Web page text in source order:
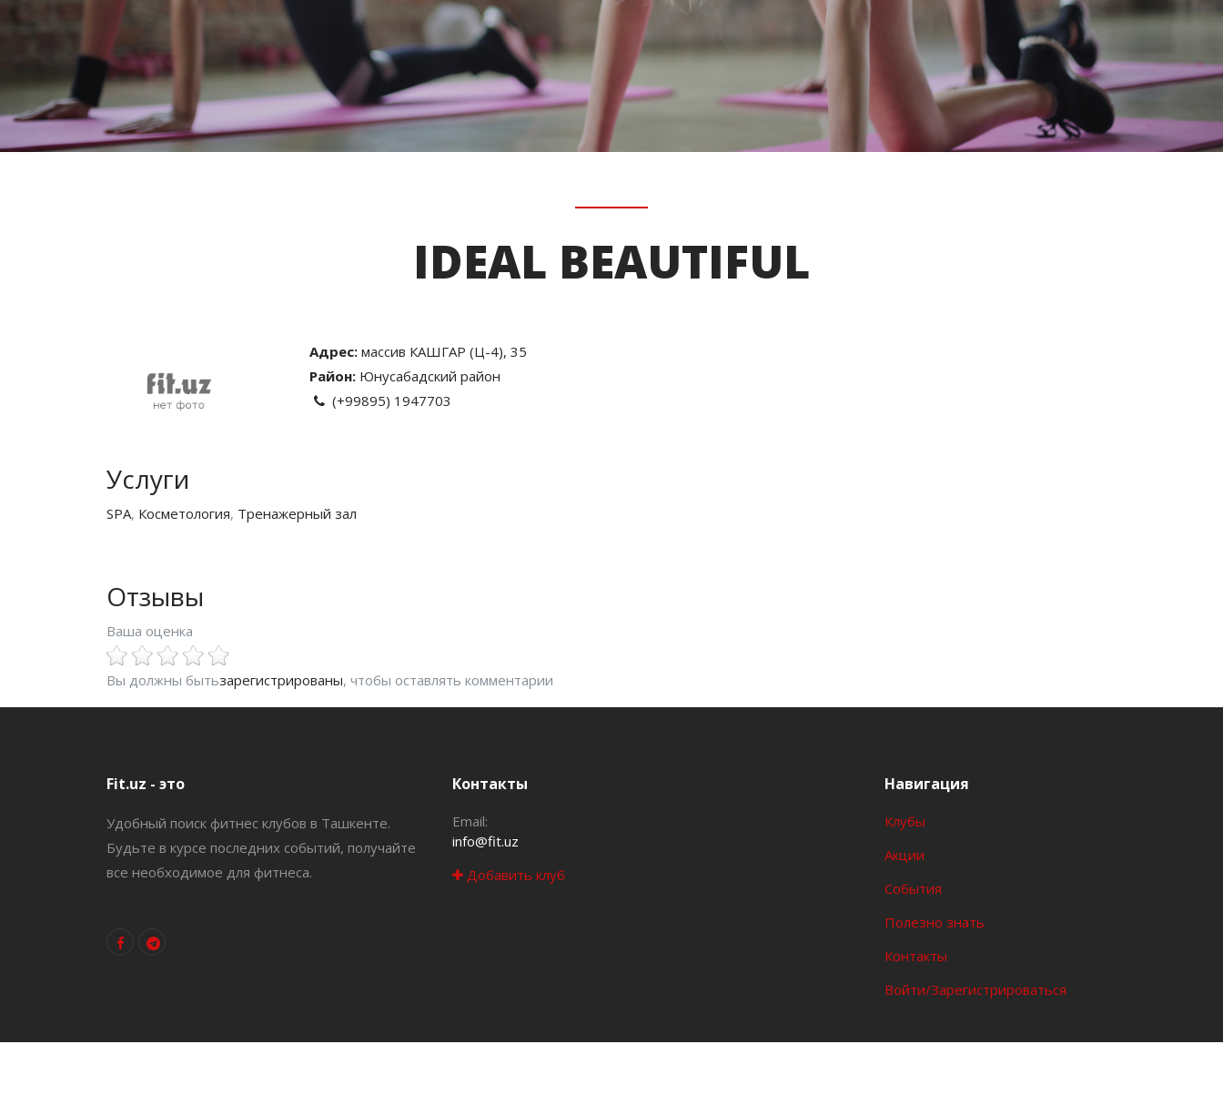
IDEAL BEAUTIFUL
Адрес: массив КАШГАР (Ц-4), 35
Район: Юнусабадский район
(+99895) 1947703
Услуги
SPA, Косметология, Тренажерный зал
Отзывы
Ваша оценка
Вы должны бытьзарегистрированы, чтобы оставлять комментарии
Fit.uz - это
Удобный поиск фитнес клубов в Ташкенте.
Будьте в курсе последних событий, получайте
все необходимое для фитнеса.
Контакты
Email:
info@fit.uz
Добавить клуб
Навигация
Клубы
Акции
События
Полезно знать
Контакты
Войти/Зарегистрироваться